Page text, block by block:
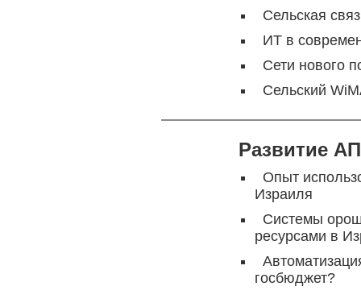
Сельская
ИТ в
Сети нового
Сельский
Развитие
Опыт
Израиля
Системы
ресурсами в
госбюджет?